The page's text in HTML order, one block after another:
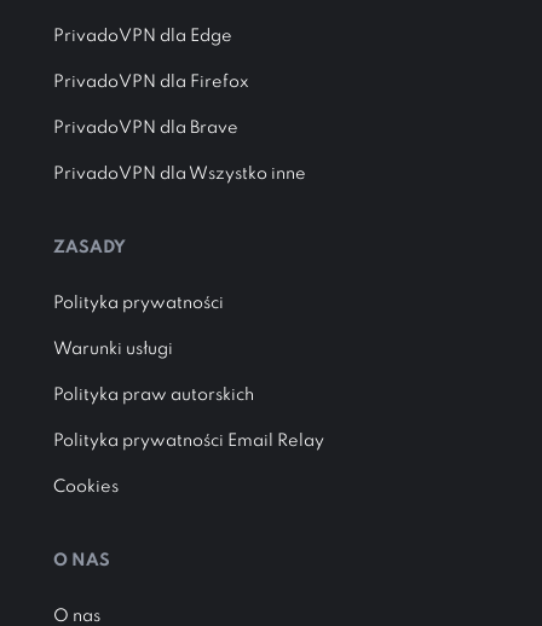
PrivadoVPN dla Edge
PrivadoVPN dla Firefox
PrivadoVPN dla Brave
PrivadoVPN dla Wszystko inne
ZASADY
Polityka prywatności
Warunki usługi
Polityka praw autorskich
Polityka prywatności Email Relay
Cookies
O NAS
O nas